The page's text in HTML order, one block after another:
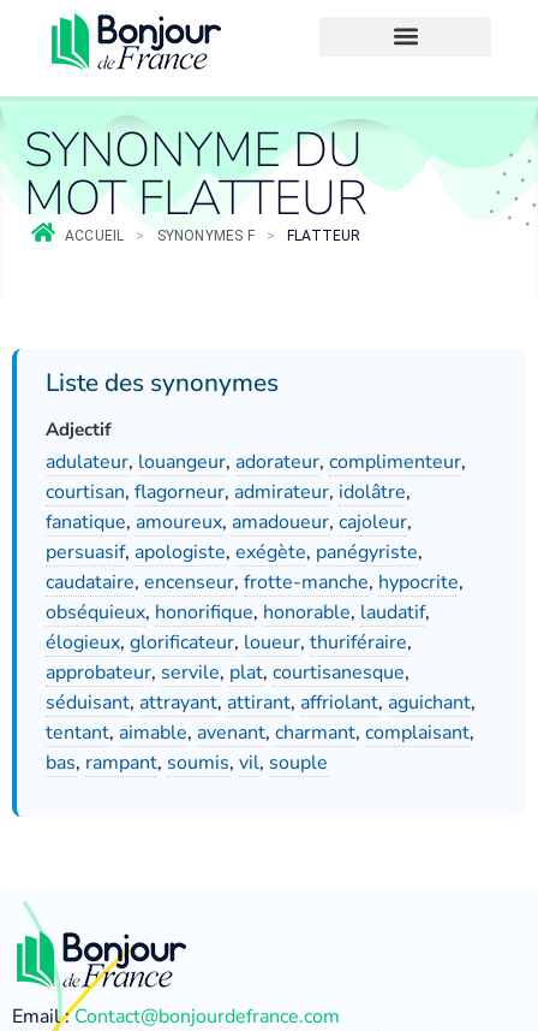
SYNONYME DU
MOT FLATTEUR
ACCUEIL > SYNONYMES F > FLATTEUR
Liste des synonymes
Adjectif
adulateur, louangeur, adorateur, complimenteur,
courtisan, flagorneur, admirateur, idolâtre,
fanatique, amoureux, amadoueur, cajoleur,
persuasif, apologiste, exégète, panégyriste,
caudataire, encenseur, frotte-manche, hypocrite,
obséquieux, honorifique, honorable, laudatif,
élogieux, glorificateur, loueur, thuriféraire,
approbateur, servile, plat, courtisanesque,
séduisant, attrayant, attirant, affriolant, aguichant,
tentant, aimable, avenant, charmant, complaisant,
bas, rampant, soumis, vil, souple
Email :Contact@bonjourdefrance.com